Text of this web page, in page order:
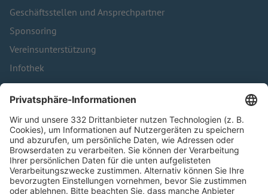
Geschäftsstellen und Ansprechpartner
Sponsoring
Vereinsunterstützung
Infothek
Kontakt
HÄUFIG BESUCHTE SEITEN
Pässe und Vereinswechsel
Trainerausbildung
Schulungsangebot Vereinsmitarbeiter